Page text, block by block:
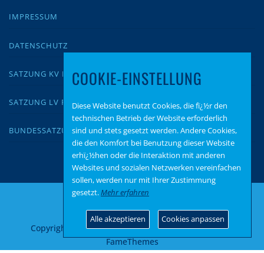
IMPRESSUM
DATENSCHUTZ
SATZUNG KV KUSEL
SATZUNG LV RLP
BUNDESSATZUNG
Copyright © 2026 AfD Kusel–OnePressTheme von
FameThemes
COOKIE-EINSTELLUNG
Diese Website benutzt Cookies, die fï¿½r den
technischen Betrieb der Website erforderlich
sind und stets gesetzt werden. Andere Cookies,
die den Komfort bei Benutzung dieser Website
erhï¿½hen oder die Interaktion mit anderen
Websites und sozialen Netzwerken vereinfachen
sollen, werden nur mit Ihrer Zustimmung
gesetzt.Mehr erfahren
Alle akzeptieren Cookies anpassen